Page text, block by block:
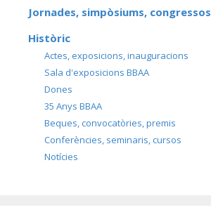
Jornades, simpòsiums, congressos
Històric
Actes, exposicions, inauguracions
Sala d'exposicions BBAA
Dones
35 Anys BBAA
Beques, convocatòries, premis
Conferències, seminaris, cursos
Notícies